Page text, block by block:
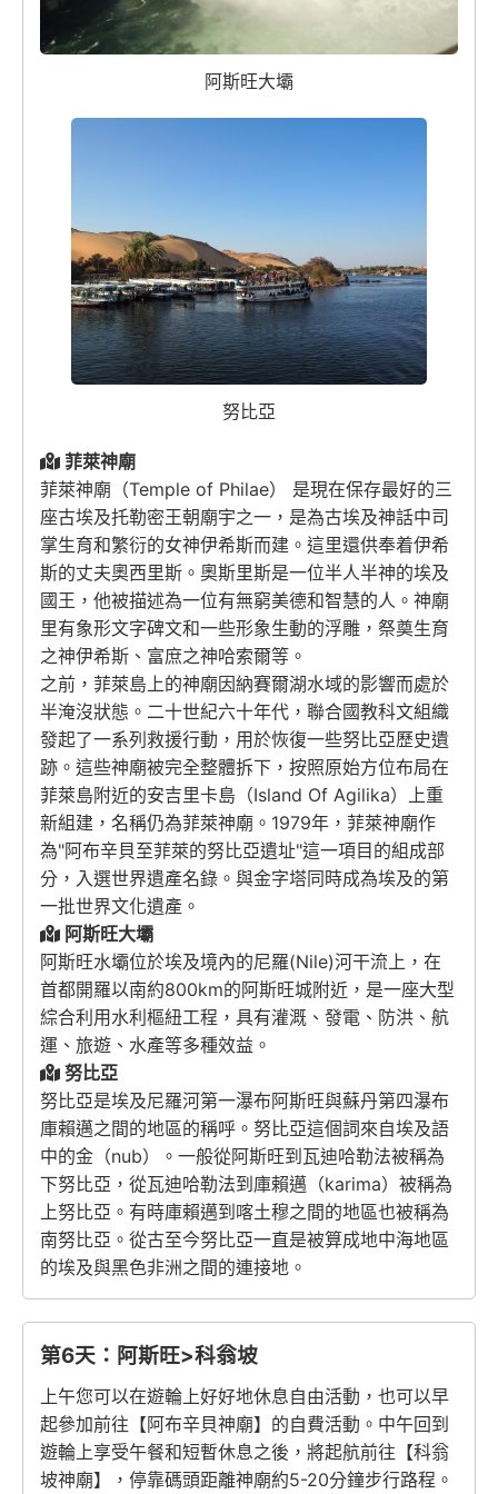
阿斯旺大壩
努比亞
菲萊神廟
菲萊神廟（Temple of Philae） 是現在保存最好的三
座古埃及托勒密王朝廟宇之一，是為古埃及神話中司
掌生育和繁衍的女神伊希斯而建。這里還供奉着伊希
斯的丈夫奧西里斯。奧斯里斯是一位半人半神的埃及
國王，他被描述為一位有無窮美德和智慧的人。神廟
里有象形文字碑文和一些形象生動的浮雕，祭奠生育
之神伊希斯、富庶之神哈索爾等。
之前，菲萊島上的神廟因納賽爾湖水域的影響而處於
半淹沒狀態。二十世紀六十年代，聯合國教科文組織
發起了一系列救援行動，用於恢復一些努比亞歷史遺
跡。這些神廟被完全整體拆下，按照原始方位布局在
菲萊島附近的安吉里卡島（Island Of Agilika）上重
新組建，名稱仍為菲萊神廟。1979年，菲萊神廟作
為"阿布辛貝至菲萊的努比亞遺址"這一項目的組成部
分，入選世界遺產名錄。與金字塔同時成為埃及的第
一批世界文化遺產。
阿斯旺大壩
阿斯旺水壩位於埃及境內的尼羅(Nile)河干流上，在
首都開羅以南約800km的阿斯旺城附近，是一座大型
綜合利用水利樞紐工程，具有灌溉、發電、防洪、航
運、旅遊、水產等多種效益。
努比亞
努比亞是埃及尼羅河第一瀑布阿斯旺與蘇丹第四瀑布
庫賴邁之間的地區的稱呼。努比亞這個詞來自埃及語
中的金（nub）。一般從阿斯旺到瓦迪哈勒法被稱為
下努比亞，從瓦迪哈勒法到庫賴邁（karima）被稱為
上努比亞。有時庫賴邁到喀土穆之間的地區也被稱為
南努比亞。從古至今努比亞一直是被算成地中海地區
的埃及與黑色非洲之間的連接地。
第6天：阿斯旺>科翁坡
上午您可以在遊輪上好好地休息自由活動，也可以早
起參加前往【阿布辛貝神廟】的自費活動。中午回到
遊輪上享受午餐和短暫休息之後，將起航前往【科翁
坡神廟】，停靠碼頭距離神廟約5-20分鐘步行路程。